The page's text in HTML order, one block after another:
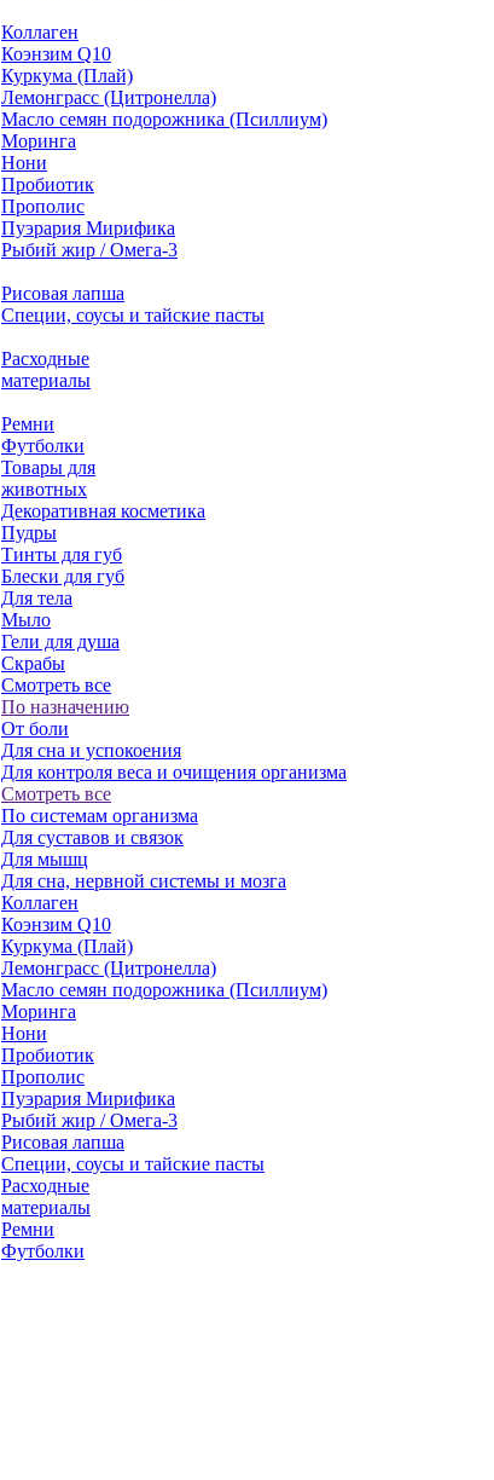
Коллаген
Коэнзим Q10
Куркума (Плай)
Лемонграсс (Цитронелла)
Масло семян подорожника (Псиллиум)
Моринга
Нони
Пробиотик
Прополис
Пуэрария Мирифика
Рыбий жир / Омега-3
Рисовая лапша
Специи, соусы и тайские пасты
Расходные
материалы
Ремни
Футболки
Товары для
животных
Декоративная косметика
Пудры
Тинты для губ
Блески для губ
Для тела
Мыло
Гели для душа
Скрабы
Смотреть все
По назначению
От боли
Для сна и успокоения
Для контроля веса и очищения организма
Смотреть все
По системам организма
Для суставов и связок
Для мышц
Для сна, нервной системы и мозга
Коллаген
Коэнзим Q10
Куркума (Плай)
Лемонграсс (Цитронелла)
Масло семян подорожника (Псиллиум)
Моринга
Нони
Пробиотик
Прополис
Пуэрария Мирифика
Рыбий жир / Омега-3
Рисовая лапша
Специи, соусы и тайские пасты
Расходные
материалы
Ремни
Футболки